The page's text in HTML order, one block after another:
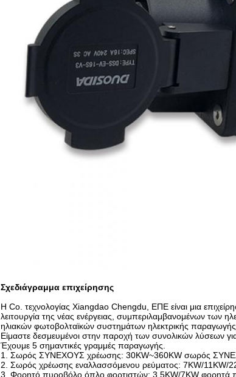
Σχεδιάγραμμα επιχείρησης
Η Co. τεχνολογίας Xiangdao Chengdu, ΕΠΕ είναι μια
λειτουργία της νέας ενέργειας, συμπεριλαμβανομένων
ηλιακών φωτοβολταϊκών συστημάτων ηλεκτρικής
Είμαστε δεσμευμένοι στην παροχή των συνολικών λύσεων
Έχουμε 5 σημαντικές γραμμές παραγωγής.
1. Σωρός ΣΥΝΕΧΟΥΣ χρέωσης: 30KW~360KW σωρός
2. Σωρός χρέωσης εναλλασσόμενου ρεύματος: 7KW/11KW/
3. Φορητό πυροβόλο όπλο φορτιστών: 3.5KW/7KW φορητά